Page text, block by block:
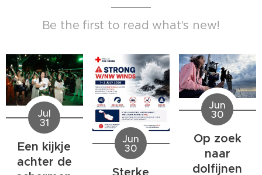
Be the first to read what's new!
Jul
31
Een kijkje
achter de
Jun
30
Jun
30
Op zoek
naar
dolfijnen